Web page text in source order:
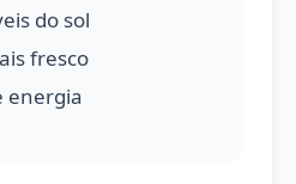
do sol
fresco
energia